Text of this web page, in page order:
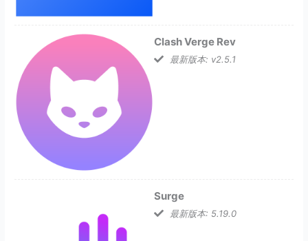
Clash Verge Rev
最新版本: v2.5.1
Surge
最新版本: 5.19.0